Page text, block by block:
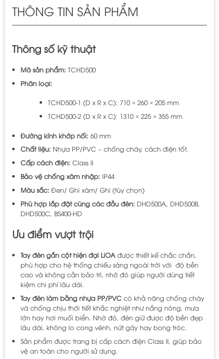
THÔNG TIN SẢN PHẨM
Thông số kỹ thuật
Mã sản phẩm: TCHD500
Phân loại:
TCHD500-1 (D x R x C): 710 × 260 × 205 mm
TCHD500-2 (D x R x C): 1310 × 225 × 355 mm
Đường kính khớp nối: 60 mm
Chất liệu: Nhựa PP/PVC – chống cháy, cách điện tốt.
Cấp cách điện: Class II
Bảo vệ chống xâm nhập: IP44
Màu sắc: Đen/ Ghi xám/ Ghi (tùy chọn)
Phù hợp lắp đặt cùng các đầu đèn: DHD500A, DHD500B,
DHD500C, BS400-HD
Ưu điểm vượt trội
Tay đèn gắn cột hiện đại LiOA được thiết kế chắc chắn,
phù hợp cho hệ thống chiếu sáng ngoài trời với độ bền
cao và không cần bảo trì, nhờ đó giúp người dùng tiết
kiệm chi phí lâu dài.
Tay đèn làm bằng nhựa PP/PVC có khả năng chống cháy
và chống chịu thời tiết khắc nghiệt như nắng nóng, mưa
lớn hay hơi muối biển. Nhờ đó, đèn giữ được độ bền đẹp
lâu dài, không lo cong vênh, nứt gãy hay bong tróc.
Sản phẩm được trang bị cấp cách điện Class II, giúp bảo
vệ an toàn cho người sử dụng.